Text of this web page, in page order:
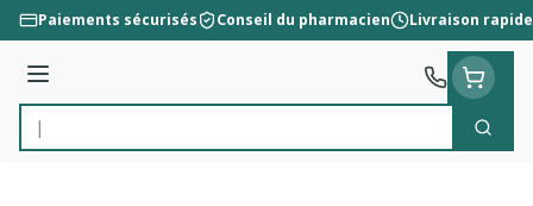
Aller au contenu
Paiements sécurisés Conseil du pharmacien Livraison rapide
Menu
Rechercher